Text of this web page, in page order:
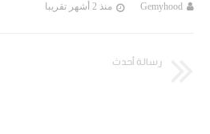
Gemyhood منذ 2 أشهر تقريبا
رسالة أحدث